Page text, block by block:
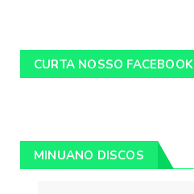
CURTA NOSSO FACEBOOK
MINUANO DISCOS